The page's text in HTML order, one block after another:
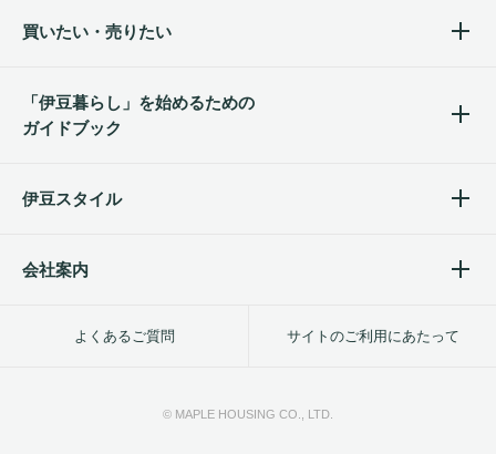
買いたい・売りたい
「伊豆暮らし」を始めるための
ガイドブック
伊豆スタイル
会社案内
よくあるご質問 サイトのご利用にあたって
© MAPLE HOUSING CO., LTD.